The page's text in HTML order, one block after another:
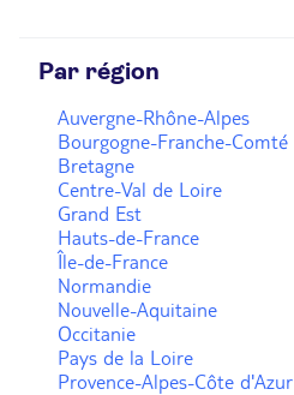
Par région
Auvergne-Rhône-Alpes
Bourgogne-Franche-Comté
Bretagne
Centre-Val de Loire
Grand Est
Hauts-de-France
Île-de-France
Normandie
Nouvelle-Aquitaine
Occitanie
Pays de la Loire
Provence-Alpes-Côte d'Azur